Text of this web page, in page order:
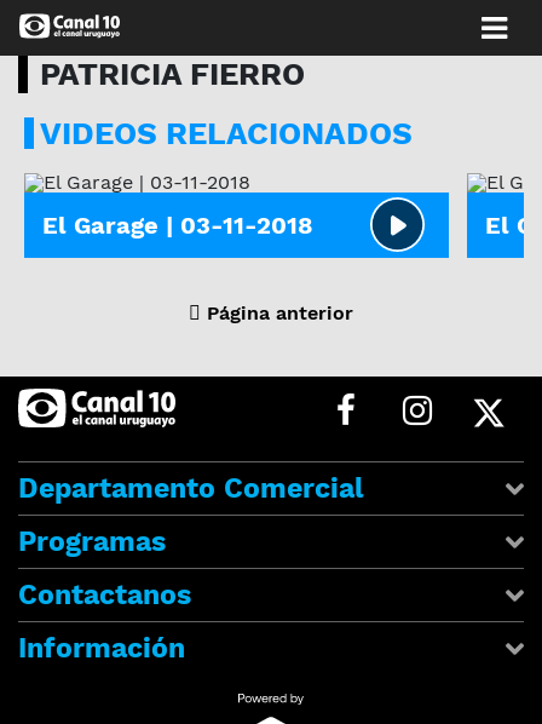
PATRICIA FIERRO
VIDEOS RELACIONADOS
El Garage | 03-11-2018 El
Página anterior
Departamento Comercial
Programas
Contactanos
Información